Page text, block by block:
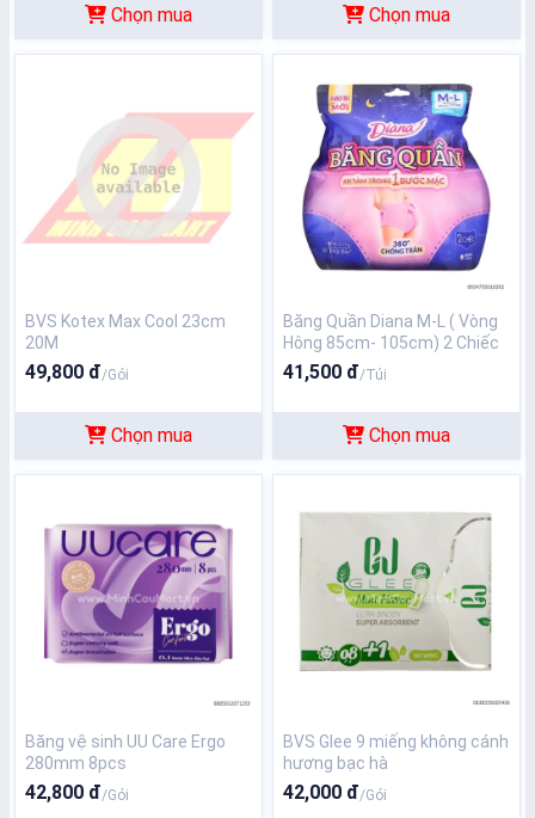
Chọn mua Chọn mua
BVS Kotex Max Cool 23cm
20M
49,800 đ/Gói
Chọn mua
Băng Quần Diana M-L ( Vòng
Hông 85cm- 105cm) 2 Chiếc
41,500 đ/Túi
Chọn mua
Băng vệ sinh UU Care Ergo
280mm 8pcs
42,800 đ/Gói
BVS Glee 9 miếng không cánh
hương bạc hà
42,000 đ/Gói